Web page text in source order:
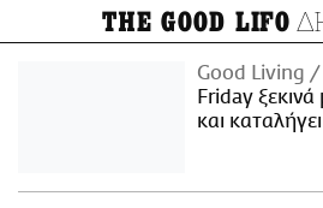
THE GOOD LIFO
Good Living
Friday ξεκινά
και